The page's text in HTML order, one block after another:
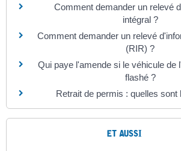
Comment demander un relevé
intégral ?
Comment demander un relevé
(RIR) ?
Qui paye l'amende si le véhicule de
flashé ?
Retrait de permis : quelles sont
ET AUSSI